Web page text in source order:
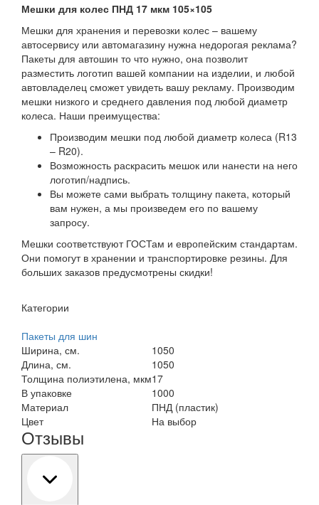
Мешки для колес ПНД 17 мкм 105×105
Мешки для хранения и перевозки колес – вашему
автосервису или автомагазину нужна недорогая реклама?
Пакеты для автошин то что нужно, она позволит
разместить логотип вашей компании на изделии, и любой
автовладелец сможет увидеть вашу рекламу. Производим
мешки низкого и среднего давления под любой диаметр
колеса. Наши преимущества:
Производим мешки под любой диаметр колеса (R13
– R20).
Возможность раскрасить мешок или нанести на него
логотип/надпись.
Вы можете сами выбрать толщину пакета, который
вам нужен, а мы произведем его по вашему
запросу.
Мешки соответствуют ГОСТам и европейским стандартам.
Они помогут в хранении и транспортировке резины. Для
больших заказов предусмотрены скидки!
Категории
Пакеты для шин
Ширина, см.
1050
Длина, см.
1050
Толщина полиэтилена, мкм17
В упаковке
1000
Материал
ПНД (пластик)
Цвет
На выбор
Отзывы